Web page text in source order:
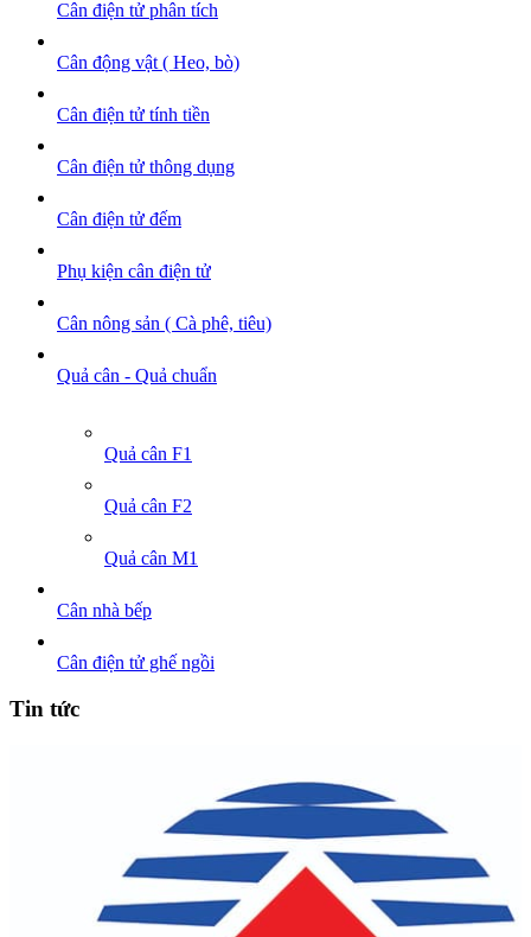
Cân điện tử phân tích
Cân động vật ( Heo, bò)
Cân điện tử tính tiền
Cân điện tử thông dụng
Cân điện tử đếm
Phụ kiện cân điện tử
Cân nông sản ( Cà phê, tiêu)
Quả cân - Quả chuẩn
Quả cân F1
Quả cân F2
Quả cân M1
Cân nhà bếp
Cân điện tử ghế ngồi
Tin tức